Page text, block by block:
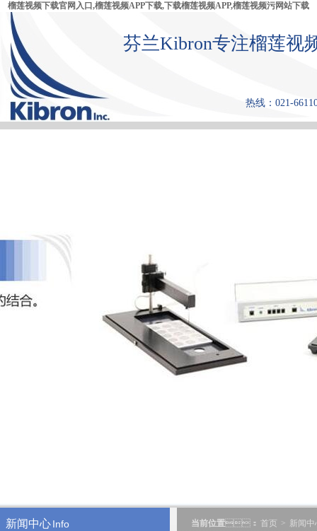
榴莲视频下载官网入口,榴莲视频APP下载,下载榴莲视频APP,榴莲视频污网站下载
芬兰Kibron专注榴莲视
热线：021-
首 页 产品中心 张力仪
新闻中心Info 当前位置： 首页 > 新闻中